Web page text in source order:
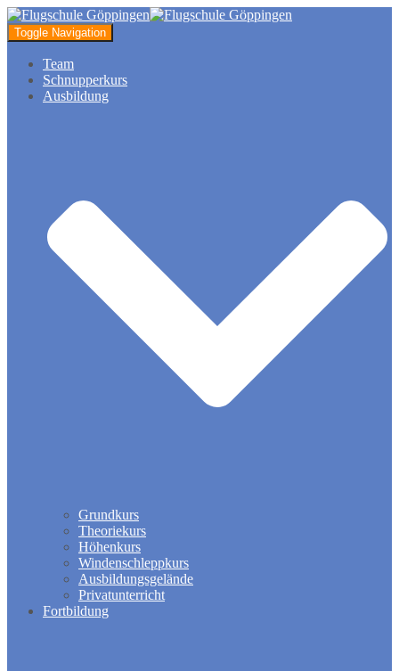
Toggle Navigation
Team
Schnupperkurs
Ausbildung
Grundkurs
Theoriekurs
Höhenkurs
Windenschleppkurs
Ausbildungsgelände
Privatunterricht
Fortbildung